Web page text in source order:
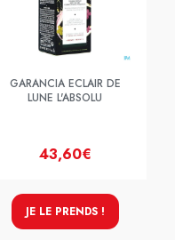
GARANCIA ECLAIR DE
LUNE L'ABSOLU
43,60€
JE LE PRENDS !